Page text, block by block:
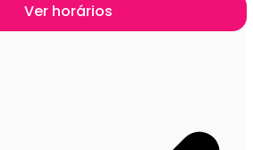
Ver horários